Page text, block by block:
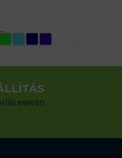
esetén